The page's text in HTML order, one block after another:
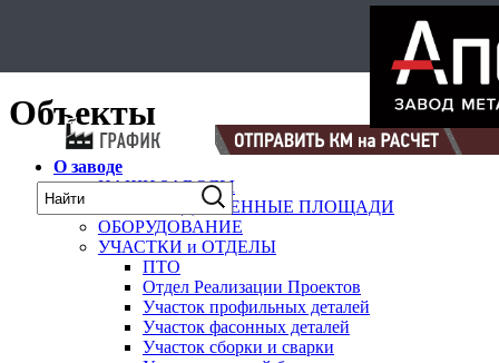
Объекты
О заводе
НАШИ ЗАВОДЫ
ПРОИЗВОДСТВЕННЫЕ ПЛОЩАДИ
ОБОРУДОВАНИЕ
УЧАСТКИ и ОТДЕЛЫ
ПТО
Отдел Реализации Проектов
Участок профильных деталей
Участок фасонных деталей
Участок сборки и сварки